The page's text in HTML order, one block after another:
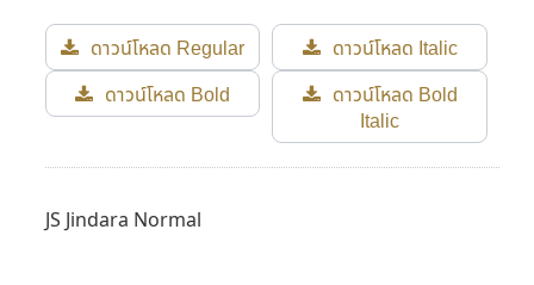
หลังจากที่ไมโครซอฟต์เริ่มทำภาษาไทยใน Windows ใช้เอง
บริษัท 315 จำกัด ก็ปิดตัวลง และคุณแสวงเสียชีวิตไป จึงได้อุทิศ
ฟอนต์ JS นี้ให้เป็น public domain และมีผู้นำไปปรับปรุงอีก
หลายรอบหลายเวอร์ชั่น กลายเป็นจุดเริ่มต้นเล็กๆ ของการ
ดาวน์โหลด Regular
ดาวน์โหลด Italic
ดาวน์โหลด Bold
ดาวน์โหลด Bold
Italic
JS Jindara Normal